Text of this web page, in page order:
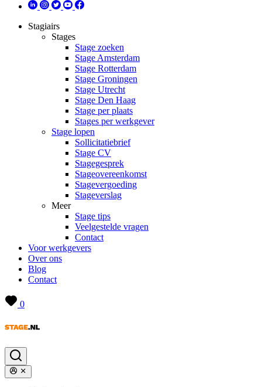
Stagiairs
Stages
Stage zoeken
Stage Amsterdam
Stage Rotterdam
Stage Groningen
Stage Utrecht
Stage Den Haag
Stage per plaats
Stages per werkgever
Stage lopen
Sollicitatiebrief
Stage CV
Stagegesprek
Stageovereenkomst
Stagevergoeding
Stageverslag
Meer
Stage tips
Veelgestelde vragen
Contact
Voor werkgevers
Over ons
Blog
Contact
0